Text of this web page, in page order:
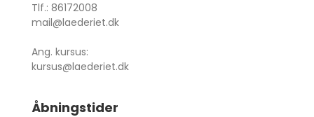
Tlf.: 86172008
mail@laederiet.dk
Ang. kursus:
kursus@laederiet.dk
Åbningstider